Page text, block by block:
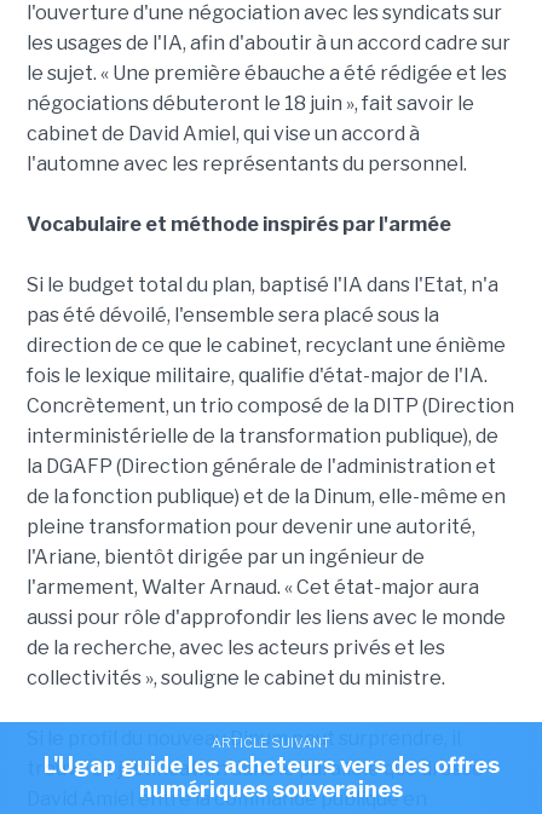
l'ouverture d'une négociation avec les syndicats sur
les usages de l'IA, afin d'aboutir à un accord cadre sur
le sujet. « Une première ébauche a été rédigée et les
négociations débuteront le 18 juin », fait savoir le
cabinet de David Amiel, qui vise un accord à
l'automne avec les représentants du personnel.
Vocabulaire et méthode inspirés par l'armée
Si le budget total du plan, baptisé l'IA dans l'Etat, n'a
pas été dévoilé, l'ensemble sera placé sous la
direction de ce que le cabinet, recyclant une énième
fois le lexique militaire, qualifie d'état-major de l'IA.
Concrètement, un trio composé de la DITP (Direction
interministérielle de la transformation publique), de
la DGAFP (Direction générale de l'administration et
de la fonction publique) et de la Dinum, elle-même en
pleine transformation pour devenir une autorité,
l'Ariane, bientôt dirigée par un ingénieur de
l'armement, Walter Arnaud. « Cet état-major aura
aussi pour rôle d'approfondir les liens avec le monde
de la recherche, avec les acteurs privés et les
collectivités », souligne le cabinet du ministre.
Si le profil du nouveau Dinum peut surprendre, il
trouve sa justification dans le parallèle que dresse
David Amiel entre la commande publique en
ARTICLE SUIVANT
L'Ugap guide les acheteurs vers des offres
numériques souveraines